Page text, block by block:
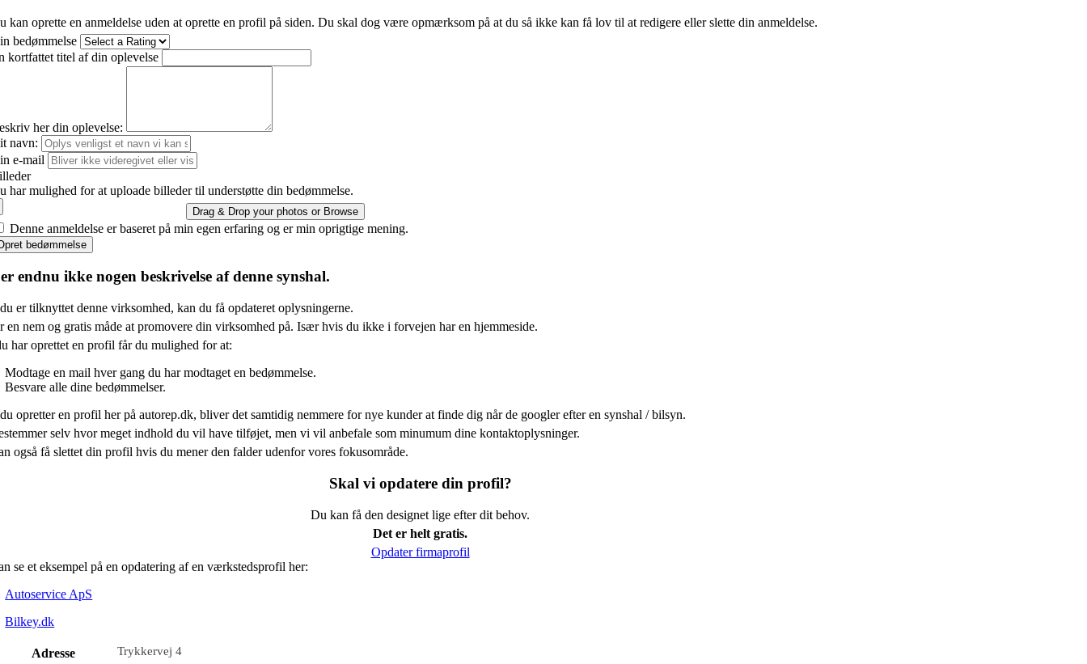
kan oprette en anmeldelse uden at oprette en profil på siden. Du skal dog være opmærksom på at du så ikke kan få lov til at redigere eller slette din anmeldelse.
bedømmelse
kortfattet titel af din oplevelse
her din oplevelse:
navn:
e-mail
har mulighed for at uploade billeder til understøtte din bedømmelse.
Drag & Drop your photos or Browse
Denne anmeldelse er baseret på min egen erfaring og er min oprigtige mening.
bedømmelse
endnu ikke nogen beskrivelse af denne synshal.
er tilknyttet denne virksomhed, kan du få opdateret oplysningerne.
en nem og gratis måde at promovere din virksomhed på. Især hvis du ikke i forvejen har en hjemmeside.
har oprettet en profil får du mulighed for at:
Modtage en mail hver gang du har modtaget en bedømmelse.
Besvare alle dine bedømmelser.
opretter en profil her på autorep.dk, bliver det samtidig nemmere for nye kunder at finde dig når de googler efter en synshal / bilsyn.
selv hvor meget indhold du vil have tilføjet, men vi vil anbefale som minumum dine kontaktoplysninger.
også få slettet din profil hvis du mener den falder udenfor vores fokusområde.
Skal vi opdatere din profil?
Du kan få den designet lige efter dit behov.
Det er helt gratis.
Opdater firmaprofil
se et eksempel på en opdatering af en værkstedsprofil her:
Autoservice ApS
Bilkey.dk
Adresse Trykkervej 4